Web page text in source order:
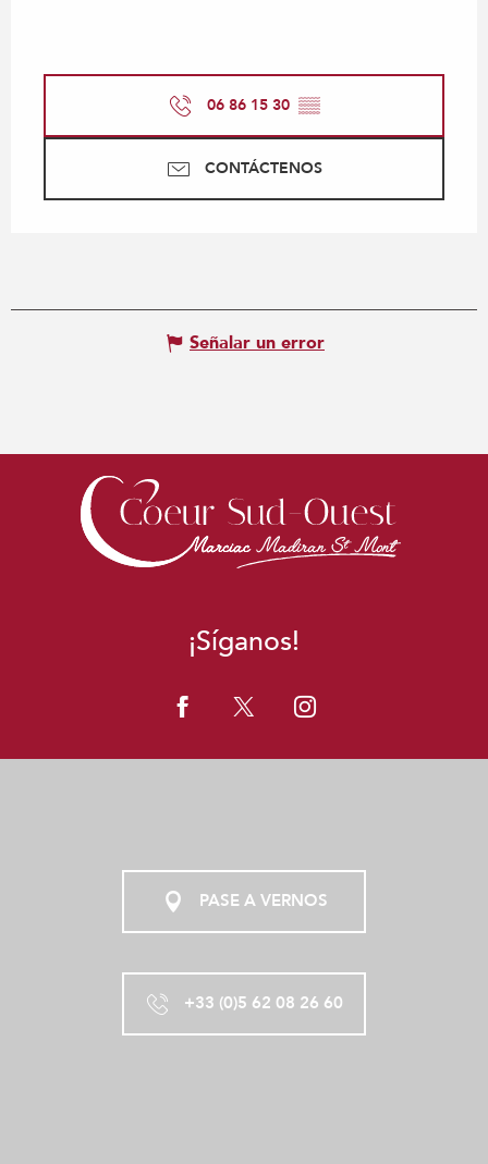
06 86 15 30 ▒▒
CONTÁCTENOS
Señalar un error
¡Síganos!
PASE A VERNOS
+33 (0)5 62 08 26 60